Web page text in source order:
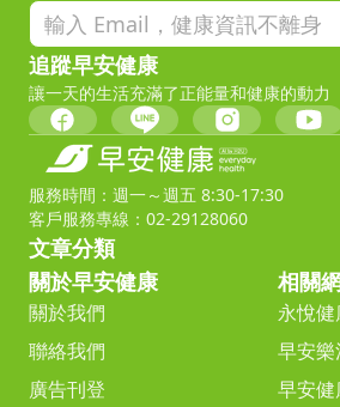
追蹤早安健康
讓一天的生活充滿了正能量和健康的動力
服務時間：週一～週五 8:30-17:30
客戶服務專線：02-29128060
文章分類
關於早安健康
關於我們
聯絡我們
廣告刊登
相關
永悅
早安樂
早安